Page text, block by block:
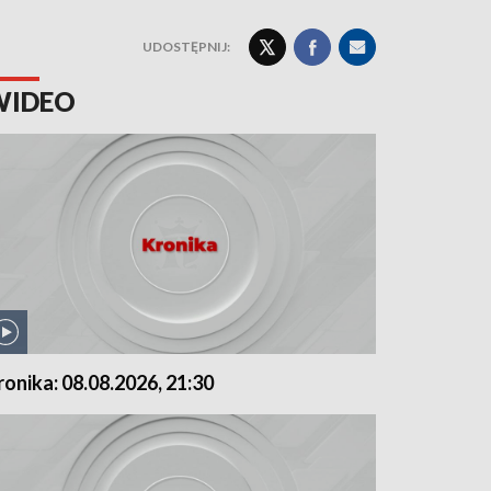
UDOSTĘPNIJ:
08.08.2026, 21:30